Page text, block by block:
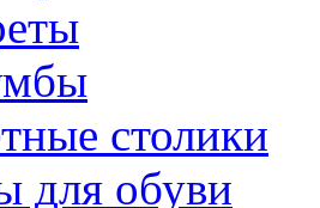
столики
для обуви